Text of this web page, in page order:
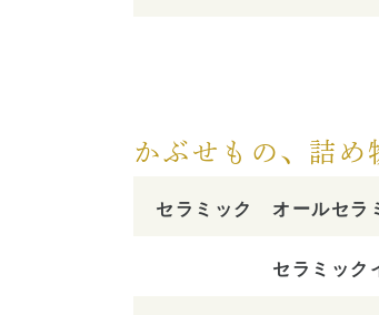
かぶせもの、詰め
セラミック オールセラ
セラミック